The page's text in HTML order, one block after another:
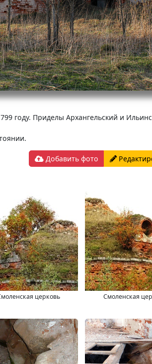
году. Приделы Архангельский и
Добавить фото
церковь Смоленская